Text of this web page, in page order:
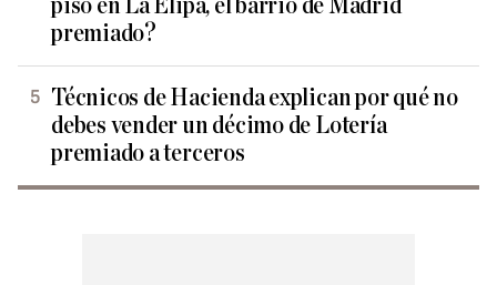
piso en La Elipa, el barrio de Madrid
premiado?
Técnicos de Hacienda explican por qué no
debes vender un décimo de Lotería
premiado a terceros